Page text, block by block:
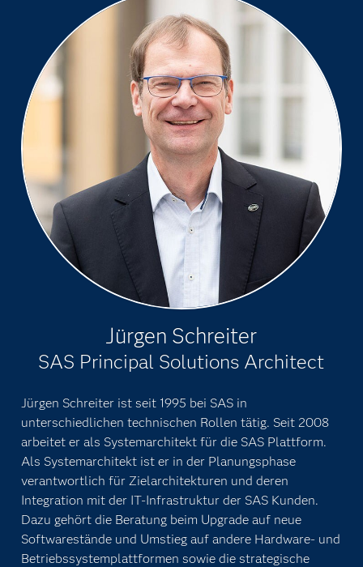
Jürgen Schreiter
SAS Principal Solutions Architect
Jürgen Schreiter ist seit 1995 bei SAS in
unterschiedlichen technischen Rollen tätig. Seit 2008
arbeitet er als Systemarchitekt für die SAS Plattform.
Als Systemarchitekt ist er in der Planungsphase
verantwortlich für Zielarchitekturen und deren
Integration mit der IT-Infrastruktur der SAS Kunden.
Dazu gehört die Beratung beim Upgrade auf neue
Softwarestände und Umstieg auf andere Hardware- und
Betriebssystemplattformen sowie die strategische